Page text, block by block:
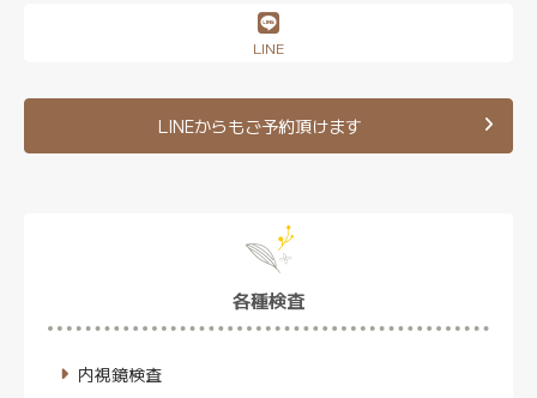
LINE
LINEからもご予約頂けます
各種検査
内視鏡検査